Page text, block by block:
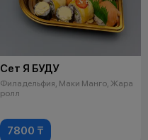
Сет Я БУДУ
Филадельфия, Маки Манго, Жара
ролл
7800 ₸